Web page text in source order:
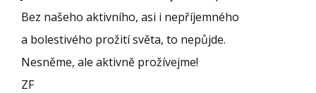
Bez našeho aktivního, asi i nepříjemného
a bolestivého prožití světa, to nepůjde.
Nesněme, ale aktivně prožívejme!
ZF